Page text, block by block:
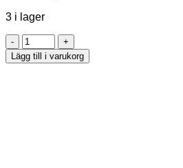
3 i lager
Jordfelsbrytare
A9
4P
Lägg till i varukorg